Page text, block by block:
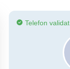
Telefon validat